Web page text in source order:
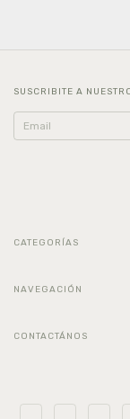
SUSCRIBITE A
CATEGORÍAS
NAVEGACIÓN
CONTACTÁNOS